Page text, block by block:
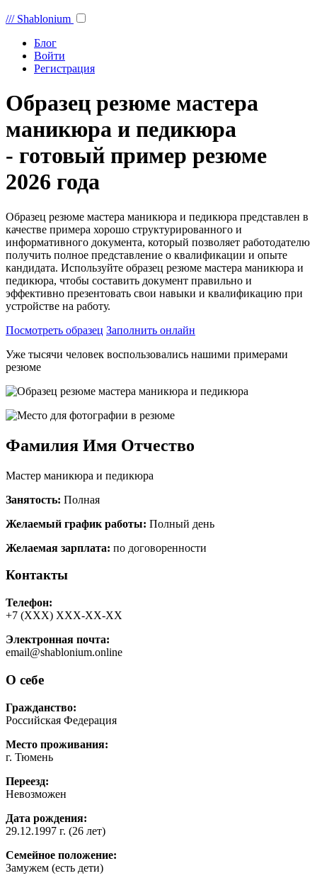
/// Shablonium
Блог
Войти
Регистрация
Образец резюме мастера
маникюра и педикюра
- готовый пример резюме
2026 года
Образец резюме мастера маникюра и педикюра представлен в
качестве примера хорошо структурированного и
информативного документа, который позволяет работодателю
получить полное представление о квалификации и опыте
кандидата. Используйте образец резюме мастера маникюра и
педикюра, чтобы составить документ правильно и
эффективно презентовать свои навыки и квалификацию при
устройстве на работу.
Посмотреть образец Заполнить онлайн
Уже тысячи человек воспользовались нашими примерами
резюме
Фамилия Имя Отчество
Мастер маникюра и педикюра
Занятость: Полная
Желаемый график работы: Полный день
Желаемая зарплата: по договоренности
Контакты
Телефон:
+7 (ХХХ) ХХХ-ХХ-ХХ
Электронная почта:
email@shablonium.online
О себе
Гражданство:
Российская Федерация
Место проживания:
г. Тюмень
Переезд:
Невозможен
Дата рождения:
29.12.1997 г. (26 лет)
Семейное положение:
Замужем (есть дети)